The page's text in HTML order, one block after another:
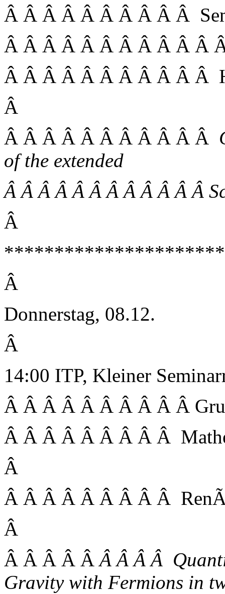
Â Â Â Â Â Â Â Â Â Â
Â Â Â Â Â Â Â Â Â Â Â
Â Â Â Â Â Â Â Â Â Â Â
Â
Â Â Â Â Â Â Â Â Â Â Â
of the extended
Â Â Â Â Â Â Â Â Â Â Â Â
Â
Â
Donnerstag, 08.12.
Â
14:00 ITP, Kleiner
Â Â Â Â Â Â Â Â Â Â
Â Â Â Â Â Â Â Â Â
Â
Â Â Â Â Â Â Â Â Â
Â
Â Â Â Â ÂÂ Â Â Â
Gravity with Fermions in